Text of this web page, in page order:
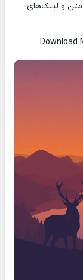
متن و لینک‌های
Download